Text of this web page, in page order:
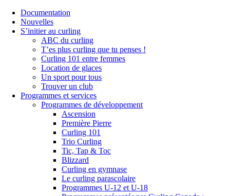
Documentation
Nouvelles
S’initier au curling
ABC du curling
T’es plus curling que tu penses !
Curling 101 entre femmes
Location de glaces
Un sport pour tous
Trouver un club
Programmes et services
Programmes de développement
Ascension
Première Pierre
Curling 101
Trio Curling
Tic, Tap & Toc
Blizzard
Curling en gymnase
Le curling parascolaire
Programmes U-12 et U-18